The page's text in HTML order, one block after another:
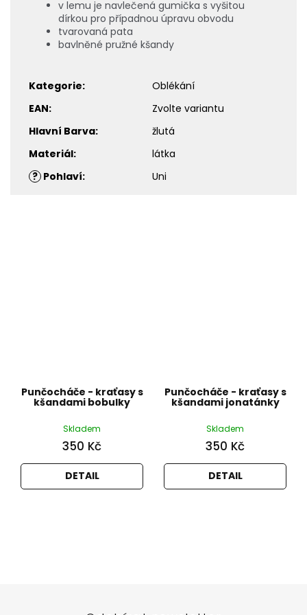
v lemu je navlečená gumička s vyšitou
dírkou pro případnou úpravu obvodu
tvarovaná pata
bavlněné pružné kšandy
Kategorie:
Oblékání
EAN:
Zvolte variantu
Hlavní Barva:
žlutá
Materiál:
látka
? Pohlaví: Uni
Punčocháče - kraťasy s
kšandami bobulky
Skladem
350 Kč
DETAIL
Punčocháče - kraťasy s
kšandami jonatánky
Skladem
350 Kč
DETAIL